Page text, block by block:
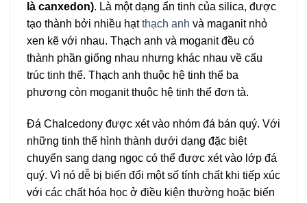
là canxedon). Là một dạng ẩn tinh của silica, được
tạo thành bởi nhiều hạtthạch anh và maganit nhỏ
xen kẽ với nhau. Thạch anh và moganit đều có
thành phần giống nhau nhưng khác nhau về cấu
trúc tinh thể. Thạch anh thuộc hệ tinh thể ba
phương còn moganit thuộc hệ tinh thể đơn tà.
Đá Chalcedony được xét vào nhóm đá bán quý. Với
những tinh thể hình thành dưới dạng đặc biệt
chuyển sang dạng ngọc có thể được xét vào lớp đá
quý. Vì nó dễ bị biến đổi một số tính chất khi tiếp xúc
với các chất hóa học ở điều kiện thường hoặc biến